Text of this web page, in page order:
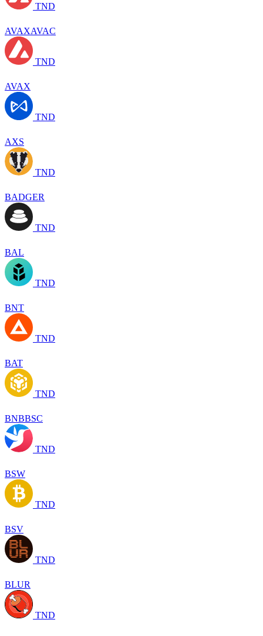
TND
AVAXAVAC
TND
AVAX
TND
AXS
TND
BADGER
TND
BAL
TND
BNT
TND
BAT
TND
BNBBSC
TND
BSW
TND
BSV
TND
BLUR
TND